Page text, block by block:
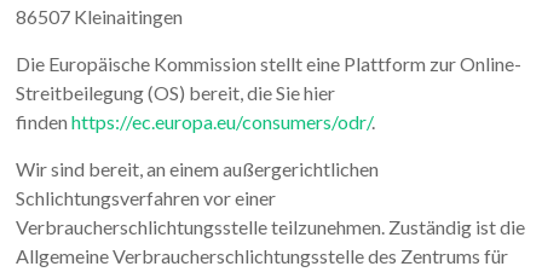
86507 Kleinaitingen
Die Europäische Kommission stellt eine Plattform zur Online-
Streitbeilegung (OS) bereit, die Sie hier
findenhttps://ec.europa.eu/consumers/odr/.
Wir sind bereit, an einem außergerichtlichen
Schlichtungsverfahren vor einer
Verbraucherschlichtungsstelle teilzunehmen. Zuständig ist die
Allgemeine Verbraucherschlichtungsstelle des Zentrums für